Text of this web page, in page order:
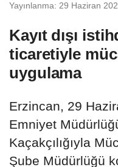
Yayınlanma: 29 Haziran
Kayıt dışı
ticaretiyle
uygulama
Erzincan, 29
Emniyet
Kaçakçılığıyla
Şube Müdürlüğü